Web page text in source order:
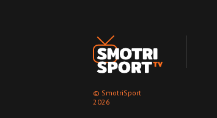
© SmotriSport
2026